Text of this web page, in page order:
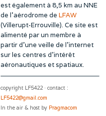
est également à 8,5 km au NNE
de l’aérodrome de LFAW
(Villerupt-Errouville). Ce site est
alimenté par un membre à
partir d’une veille de l’internet
sur les centres d’intérêt
aéronautiques et spatiaux.
copyright LF5422 · contact :
LF5422@gmail.com
In the air & host by Pragmacom